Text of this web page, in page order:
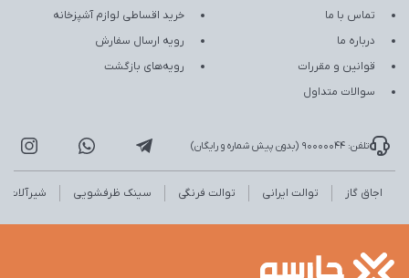
تماس با ما
درباره ما
قوانین و مقررات
سوالات متداول
خرید اقساطی لوازم آشپزخانه
رویه ارسال سفارش
رویه‌های بازگشت
تلفن: 90000044 (بدون پیش شماره و رایگان)
اجاق گاز توالت ایرانی توالت فرنگی سینک ظرفشویی شیرآلات